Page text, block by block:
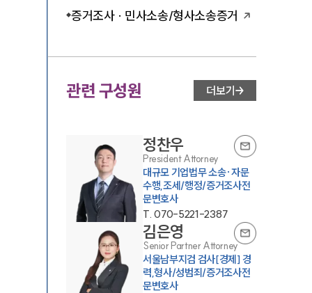
증거조사 · 민사소송/형사소송증거
관련 구성원 더보기
정찬우
President Attorney
대규모 기업법무 소송·자문
수행,조세/행정/증거조사전
문변호사
T.070-5221-2387
김은영
Senior Partner Attorney
서울남부지검 검사[경제] 경
력,형사/성범죄/증거조사전
문변호사